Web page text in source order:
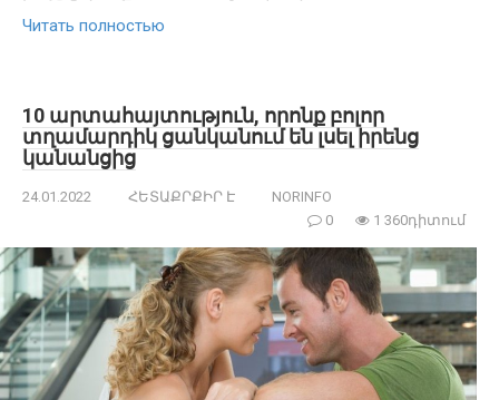
Читать полностью
10 արտահայտություն, որոնք բոլոր
տղամարդիկ ցանկանում են լսել իրենց
կանանցից
24.01.2022 ՀԵՏԱՔՐՔԻՐ Է
NORINFO
0
1 360դիտում